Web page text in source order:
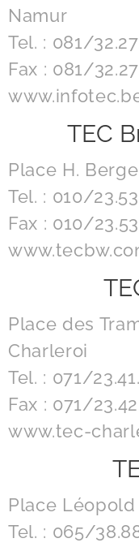
Namur
Tel. : 081/
Fax : 081/
TEC
Place H.
Tel. : 010/
Fax : 010/
Place des
Charleroi
Tel. : 071/
Fax : 071/
www.tec-
Place
Tel. : 065/